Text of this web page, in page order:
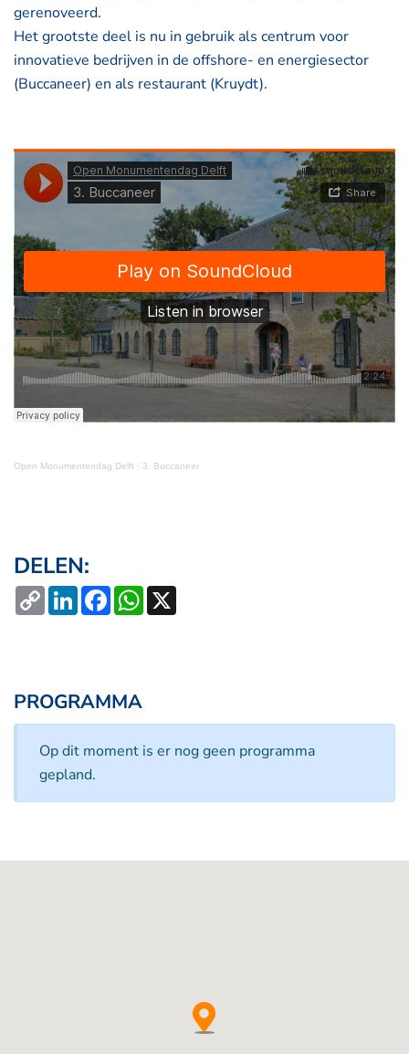
gerenoveerd.
Het grootste deel is nu in gebruik als centrum voor
innovatieve bedrijven in de offshore- en energiesector
(Buccaneer) en als restaurant (Kruydt).
Open Monumentendag Delft · 3. Buccaneer
DELEN:
Copy
Link
LinkedInFacebookWhatsApp
PROGRAMMA
Op dit moment is er nog geen programma
gepland.